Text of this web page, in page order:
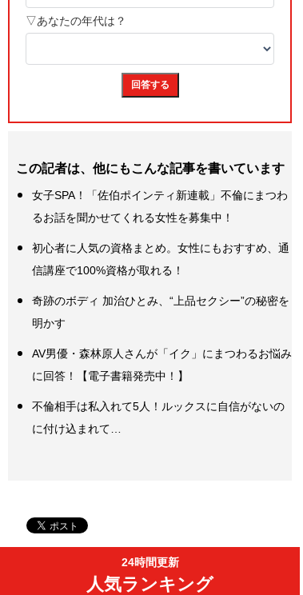
この記者は、他にもこんな記事を書いています
女子SPA！「佐伯ポインティ新連載」不倫にまつわ
るお話を聞かせてくれる女性を募集中！
初心者に人気の資格まとめ。女性にもおすすめ、通
信講座で100%資格が取れる！
奇跡のボディ 加治ひとみ、“上品セクシー”の秘密を
明かす
AV男優・森林原人さんが「イク」にまつわるお悩み
に回答！【電子書籍発売中！】
不倫相手は私入れて5人！ルックスに自信がないの
に付け込まれて…
24時間更新
人気ランキング